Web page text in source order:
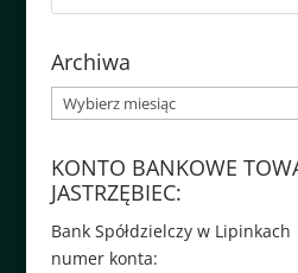
Archiwa
Archiwa
KONTO BANKOWE
JASTRZĘBIEC:
Bank Spółdzielczy w Lipinkach
numer konta: